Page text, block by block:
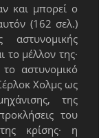
και μπορεί ο
(162 σελ.)
το μέλλον της·
αστυνομικό
Χολμς ως
της
του
κρίσης· η